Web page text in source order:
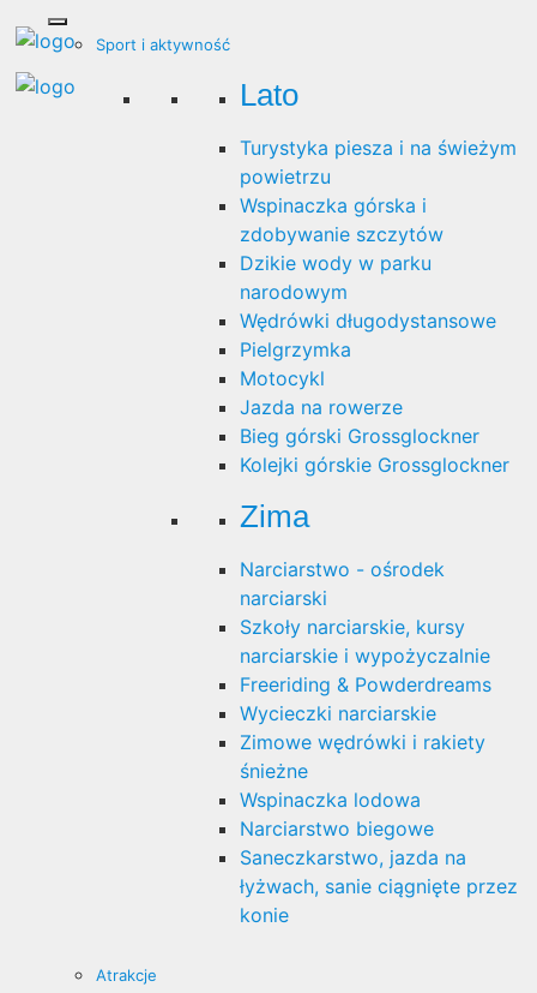
Sport i aktywność
Lato
Turystyka piesza i na świeżym
powietrzu
Wspinaczka górska i
zdobywanie szczytów
Dzikie wody w parku
narodowym
Wędrówki długodystansowe
Pielgrzymka
Motocykl
Jazda na rowerze
Bieg górski Grossglockner
Kolejki górskie Grossglockner
Zima
Narciarstwo - ośrodek
narciarski
Szkoły narciarskie, kursy
narciarskie i wypożyczalnie
Freeriding & Powderdreams
Wycieczki narciarskie
Zimowe wędrówki i rakiety
śnieżne
Wspinaczka lodowa
Narciarstwo biegowe
Saneczkarstwo, jazda na
łyżwach, sanie ciągnięte przez
konie
Atrakcje